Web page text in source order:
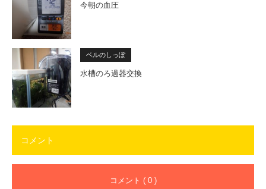
今朝の血圧
ベルのしっぽ
水槽のろ過器交換
コメント
コメント ( 0 )